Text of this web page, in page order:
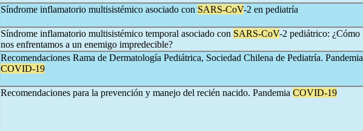
Síndrome inflamatorio multisistémico asociado con SARS-CoV-2 en pediatría
Síndrome inflamatorio multisistémico temporal asociado con SARS-CoV-2 pediátrico: ¿Cómo
nos enfrentamos a un enemigo impredecible?
Recomendaciones Rama de Dermatología Pediátrica, Sociedad Chilena de Pediatría. Pandemia
COVID-19
Recomendaciones para la prevención y manejo del recién nacido. Pandemia COVID-19